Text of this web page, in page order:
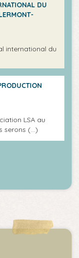
DU
international du
LSA au
serons (…)